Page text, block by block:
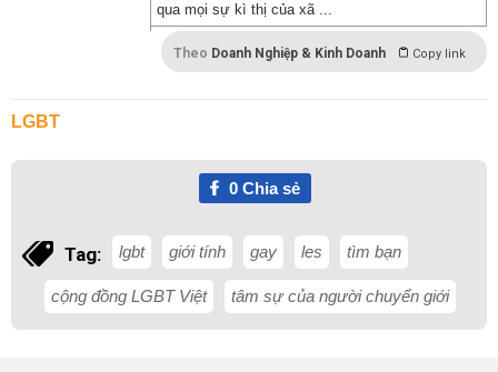
qua mọi sự kì thị của xã ...
Theo Doanh Nghiệp & Kinh Doanh Copy link
LGBT
0Chia sẻ
Tag: lgbt giới tính gay les tìm bạn
cộng đồng LGBT Việt tâm sự của người chuyển giới